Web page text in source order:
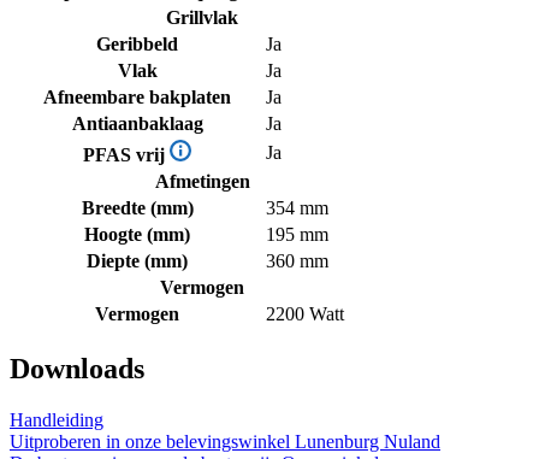
Grillvlak
Geribbeld
Ja
Vlak
Ja
Afneembare bakplaten
Ja
Antiaanbaklaag
Ja
PFAS vrij
Ja
Afmetingen
Breedte (mm)
354 mm
Hoogte (mm)
195 mm
Diepte (mm)
360 mm
Vermogen
Vermogen
2200 Watt
Downloads
Handleiding
Uitproberen in onze belevingswinkel Lunenburg Nuland